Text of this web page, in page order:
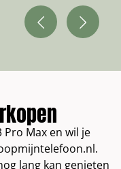
Pro Max en wil je
lang kan genieten